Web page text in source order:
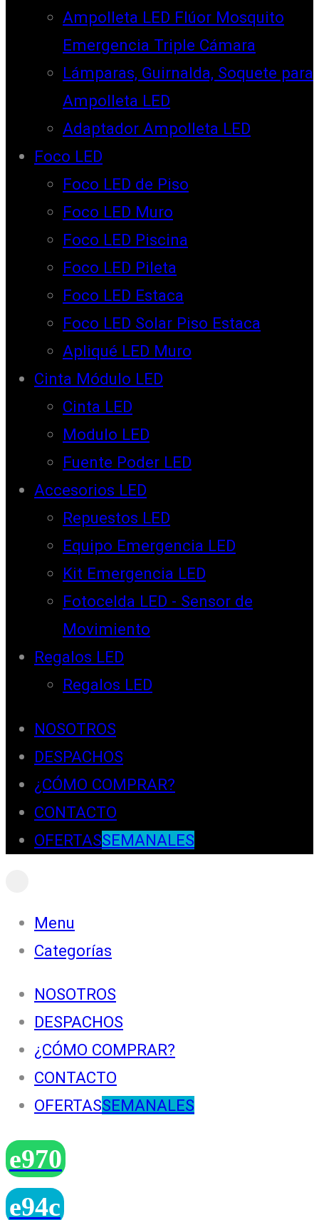
Ampolleta LED Flúor Mosquito
Emergencia Triple Cámara
Lámparas, Guirnalda, Soquete para
Ampolleta LED
Adaptador Ampolleta LED
Foco LED
Foco LED de Piso
Foco LED Muro
Foco LED Piscina
Foco LED Pileta
Foco LED Estaca
Foco LED Solar Piso Estaca
Apliqué LED Muro
Cinta Módulo LED
Cinta LED
Modulo LED
Fuente Poder LED
Accesorios LED
Repuestos LED
Equipo Emergencia LED
Kit Emergencia LED
Fotocelda LED - Sensor de
Movimiento
Regalos LED
Regalos LED
NOSOTROS
DESPACHOS
¿CÓMO COMPRAR?
CONTACTO
OFERTASSEMANALES
Menu
Categorías
NOSOTROS
DESPACHOS
¿CÓMO COMPRAR?
CONTACTO
OFERTASSEMANALES